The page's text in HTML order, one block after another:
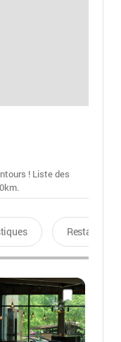
! Liste des
Restaurants